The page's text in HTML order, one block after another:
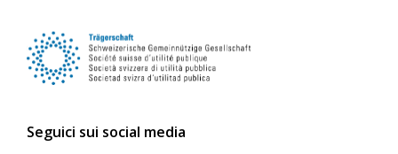
Seguici sui social media